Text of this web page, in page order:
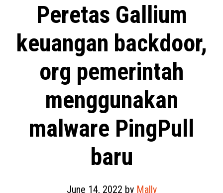
Peretas Gallium
keuangan backdoor,
org pemerintah
menggunakan
malware PingPull
baru
June 14, 2022 by Mally